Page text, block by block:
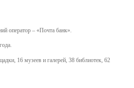
оператор – «Почта банк».
16 музеев и галерей, 38 библиотек, 62